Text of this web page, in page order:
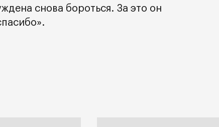
снова бороться. За это он